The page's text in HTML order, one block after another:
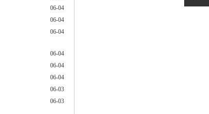
06-04
06-04
06-04
06-04
06-04
06-04
06-03
06-03